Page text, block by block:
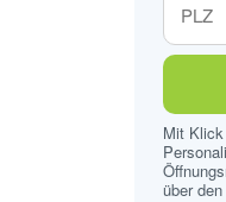
Mit
über